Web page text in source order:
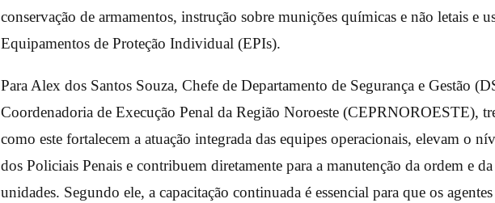
conservação de armamentos, instrução sobre munições químicas e não letais e
Equipamentos de Proteção Individual (EPIs).
Para Alex dos Santos Souza, Chefe de Departamento de Segurança e Gestão
Coordenadoria de Execução Penal da Região Noroeste (CEPRNOROESTE),
como este fortalecem a atuação integrada das equipes operacionais, elevam o
dos Policiais Penais e contribuem diretamente para a manutenção da ordem e da
unidades. Segundo ele, a capacitação continuada é essencial para que os